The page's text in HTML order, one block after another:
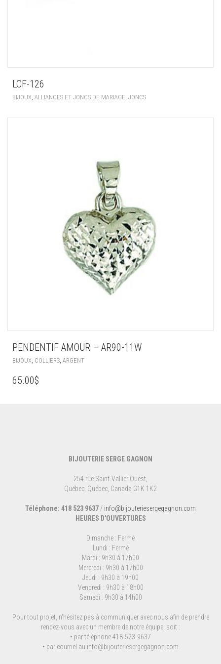
LCF-126
BIJOUX ALLIANCES ET JONCS DE MARIAGE JONCS
PENDENTIF AMOUR – AR90-11W
BIJOUX COLLIERS ARGENT
65.00$
BIJOUTERIE SERGE GAGNON
254 rue Saint-Vallier Ouest,
Québec, Québec, Canada G1K 1K2
Téléphone: 418 523 9637 / info@bijouteriesergegagnon.com
HEURES D'OUVERTURES
Dimanche : Fermé
Lundi : Fermé
Mardi : 9h30 à 17h00
Mercredi : 9h30 à 17h00
Jeudi : 9h30 à 19h00
Vendredi : 9h30 à 18h00
Samedi : 9h30 à 14h00
Pour tout projet, n'hésitez pas à communiquer avec nous afin de prendre
rendez-vous avec un membre de notre équipe, soit :
• par téléphone 418-523-9637
• par courriel au info@bijouteriesergegagnon.com